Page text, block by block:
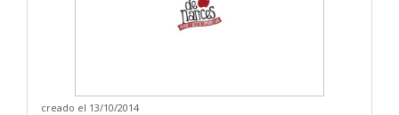
creado el 13/10/2014